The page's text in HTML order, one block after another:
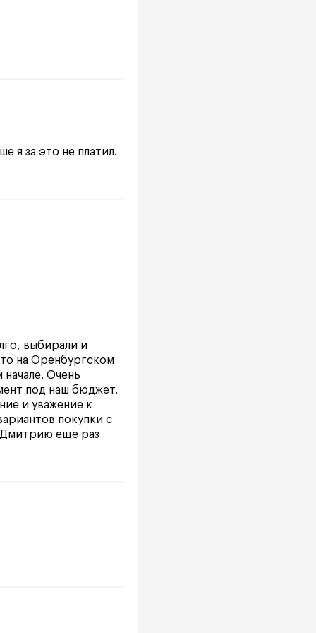
я за это не платил.
выбирали и
на Оренбургском
Очень
под наш бюджет.
и уважение к
покупки с
Дмитрию еще раз